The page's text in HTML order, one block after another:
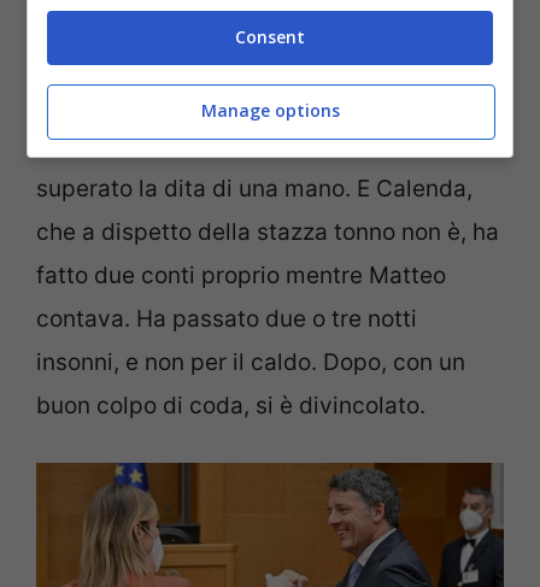
gli altri – era cheMatteo non si trovava in
mezzo al guadoma sulla riva del fiume, e
attendeva. Ha contato i giorni,
probabilmente, certo che non avrebbero
superato la dita di una mano. E Calenda,
che a dispetto della stazza tonno non è, ha
fatto due conti proprio mentre Matteo
contava. Ha passato due o tre notti
insonni, e non per il caldo. Dopo, con un
buon colpo di coda, si è divincolato.
Consent
Manage options